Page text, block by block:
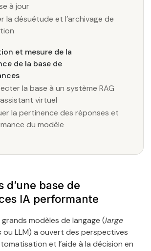
à jour
la désuétude et l’archivage de
et mesure de la
de la base de
la base à un système RAG
virtuel
la pertinence des réponses et
du modèle
d’une base de
IA performante
grands modèles de langage (large
ou LLM) a ouvert des perspectives
et l’aide à la décision en